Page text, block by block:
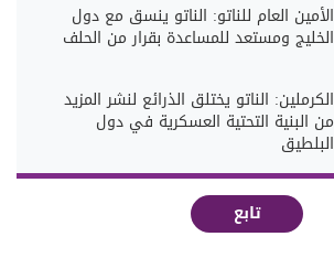
الأمين العام للناتو: الناتو ينسق مع دول
الخليج ومستعد للمساعدة بقرار من الحلف
الكرملين: الناتو يختلق الذرائع لنشر المزيد
من البنية التحتية العسكرية في دول
البلطيق
تابع